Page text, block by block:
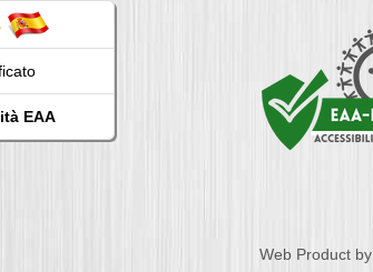
EAA
Web Product by